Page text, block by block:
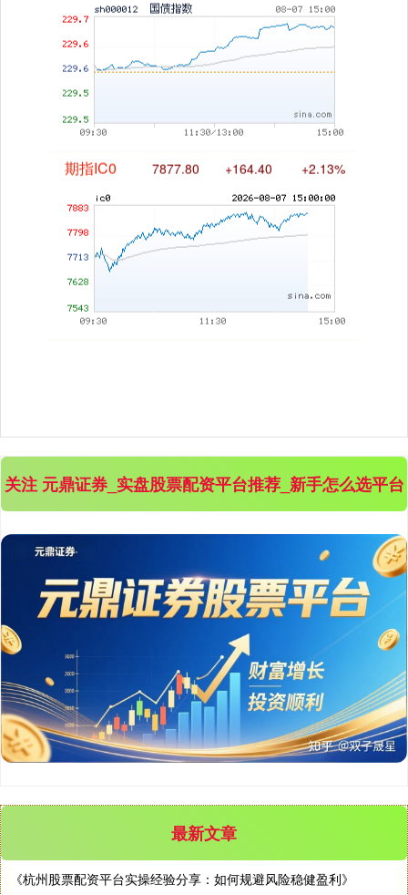
国债指数 229.69 +0.10 +0.04%
期指IC0 7877.80 +164.40 +2.13%
关注 元鼎证券_实盘股票配资平台推荐_新手怎么选平台
最新文章
《杭州股票配资平台实操经验分享：如何规避风险稳健盈利》